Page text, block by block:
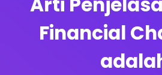
Financial